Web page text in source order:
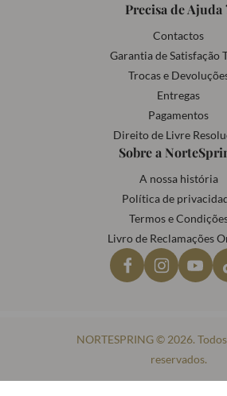
Precisa de Ajuda
Contactos
Garantia de Satisfação
Trocas e
Entregas
Pagamentos
Direito de Livre
Sobre a
A nossa história
Política de
Termos e
Livro de Reclamações
NORTESPRING © 2026.
reservados.